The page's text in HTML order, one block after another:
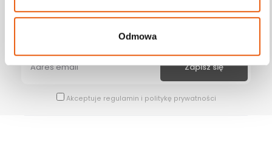
Odmowa
Zapisz Się Na Newsletter
Bądź na bieżąco z naszymi wszystkimi nowościami i promocjami.
Akceptuje regulamin i politykę prywatności